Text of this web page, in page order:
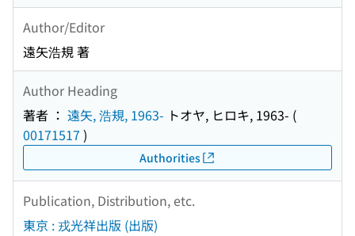
Author/Editor
遠矢浩規 著
Author Heading
著者 ： 遠矢, 浩規, 1963- トオヤ, ヒロキ, 1963- (
00171517 )
Authorities
Publication, Distribution, etc.
東京 : 戎光祥出版 (出版)